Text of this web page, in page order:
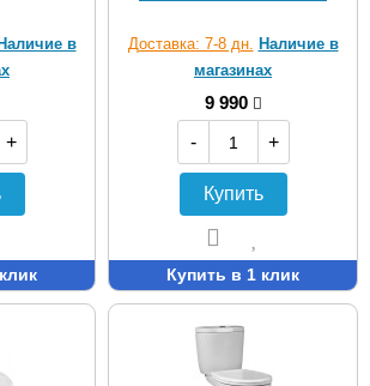
Наличие в
+
Доставка: 7-8 дн. Наличие в
магазинах
9 990
-
+
Купить
Купить в 1 клик